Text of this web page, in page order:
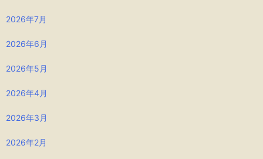
2026年7月
2026年6月
2026年5月
2026年4月
2026年3月
2026年2月